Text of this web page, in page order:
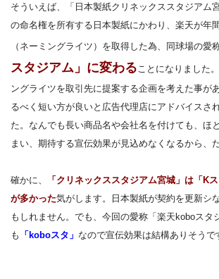
そういえば、「日本製紙クリネックススタジアム
の命名権を所有する日本製紙にかわり、楽天が年
（ネーミングライツ）を取得した為、同球場の愛
スタジアム」に変わる ことになりました
ングライツを取引先に提案する企画を考えた事が
るべく短い方が良いと広告代理店にアドバイスさ
た。なんでも長い商品名や会社名を付けても、ほ
まい、期待する宣伝効果が見込めなくなるから、
確かに、
「クリネックススタジアム宮城」は「K
が多かった気がします。日本製紙が契約を更新シ
もしれません。でも、今回の愛称「楽天koboスタ
も 「koboスタ」 なので宣伝効果は結構ありそうで